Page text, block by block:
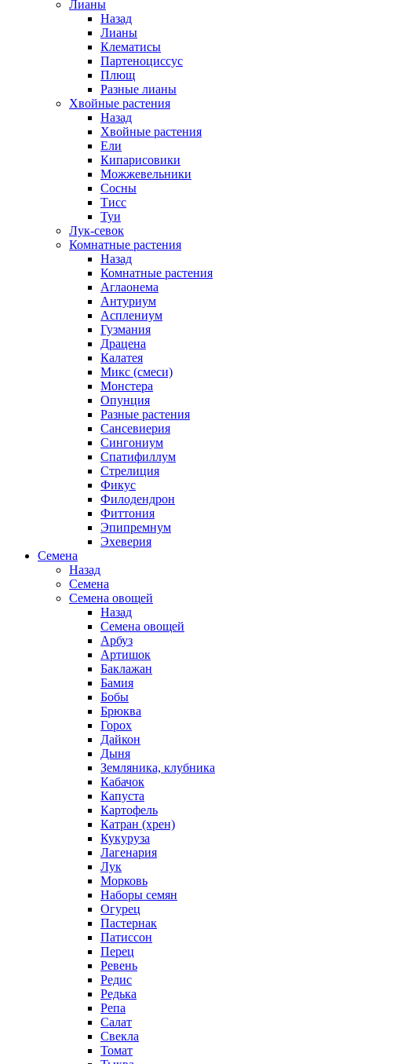
Лианы
Назад
Лианы
Клематисы
Партеноциссус
Плющ
Разные лианы
Хвойные растения
Назад
Хвойные растения
Ели
Кипарисовики
Можжевельники
Сосны
Тисс
Туи
Лук-севок
Комнатные растения
Назад
Комнатные растения
Аглаонема
Антуриум
Асплениум
Гузмания
Драцена
Калатея
Микс (смеси)
Монстера
Опунция
Разные растения
Сансевиерия
Сингониум
Спатифиллум
Стрелиция
Фикус
Филодендрон
Фиттония
Эпипремнум
Эхеверия
Семена
Назад
Семена
Семена овощей
Назад
Семена овощей
Арбуз
Артишок
Баклажан
Бамия
Бобы
Брюква
Горох
Дайкон
Дыня
Земляника, клубника
Кабачок
Капуста
Картофель
Катран (хрен)
Кукуруза
Лагенария
Лук
Морковь
Наборы семян
Огурец
Пастернак
Патиссон
Перец
Ревень
Редис
Редька
Репа
Салат
Свекла
Томат